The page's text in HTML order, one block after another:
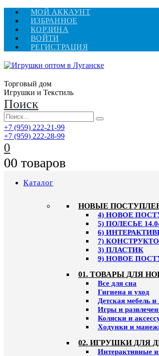
МОЙ АККАУНТ
ИЗБРАННОЕ
КОРЗИНА
ВОЙТИ
РЕГИСТРАЦИЯ
Торговый дом
Игрушки и Текстиль
Поиск
+7 (959) 222-21-99
+7 (959) 222-28-99
0
00 товаров
Каталог
НОВЫЕ
4) НОВОЕ
5) ПОЛЕСЬЕ
6)
7)
3) ПЛАСТИК
9) НОВОЕ
01. ТОВАРЫ ДЛЯ
Все для сна
Гигиена и уход
Детская мебель и
Игры и
Коляски и
Ходунки и
02. ИГРУШКИ ДЛЯ
Интерактивные